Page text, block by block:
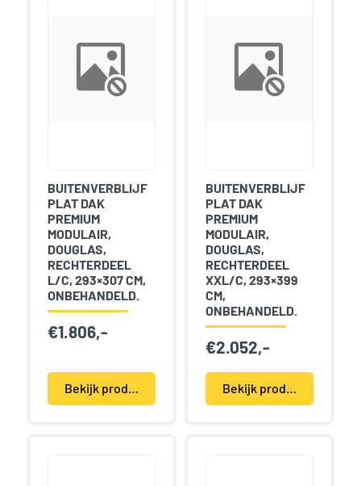
BUITENVERBLIJF
PLAT DAK
PREMIUM
MODULAIR,
DOUGLAS,
RECHTERDEEL
L/C, 293×307 CM,
ONBEHANDELD.
€1.806,-
Bekijk product(en)
BUITENVERBLIJF
PLAT DAK
PREMIUM
MODULAIR,
DOUGLAS,
RECHTERDEEL
XXL/C, 293×399
CM,
ONBEHANDELD.
€2.052,-
Bekijk product(en)